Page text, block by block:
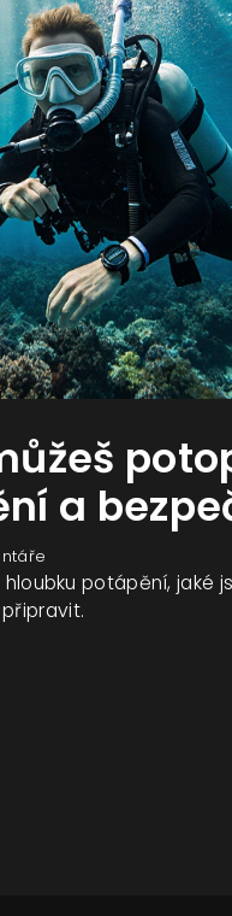
a
potápění, jaké